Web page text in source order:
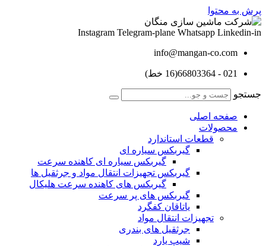
پرش به محتوا
Instagram Telegram-plane Whatsapp Linkedin-in
info@mangan-co.com
021 - 66803364(16 خط)
جستجو
صفحه اصلی
محصولات
قطعات استاندارد
گيربكس سياره ای
گيربكس سياره ای كاهنده سرعت
گيربكس تجهيزات انتقال مواد و جرثقيل ها
گيربكس های كاهنده سرعت هليكال
گيربكس های پر سرعت
ياتاقان كفگرد
تجهیزات انتقال مواد
جرثقیل های بندری
شیپ یارد